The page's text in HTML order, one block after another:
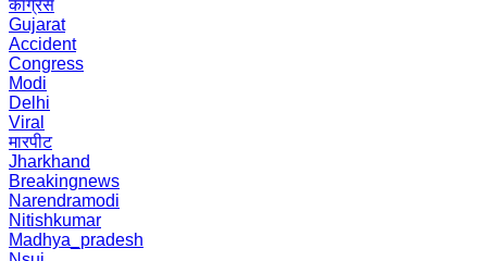
कांग्रेस
Gujarat
Accident
Congress
Modi
Delhi
Viral
मारपीट
Jharkhand
Breakingnews
Narendramodi
Nitishkumar
Madhya_pradesh